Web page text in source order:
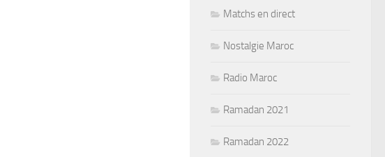
Matchs en direct
Nostalgie Maroc
Radio Maroc
Ramadan 2021
Ramadan 2022